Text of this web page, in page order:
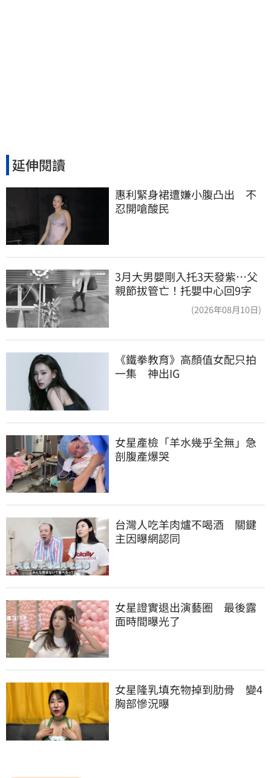
延伸閱讀
惠利緊身裙遭嫌小腹凸出　不
忍開嗆酸民
3月大男嬰剛入托3天發紫…父
親節拔管亡！托嬰中心回9字
(2026年08月10日)
《鐵拳教育》高顏值女配只拍
一集　神出IG
女星產檢「羊水幾乎全無」急
剖腹產爆哭
台灣人吃羊肉爐不喝酒　關鍵
主因曝網認同
女星證實退出演藝圈　最後露
面時間曝光了
女星隆乳填充物掉到肋骨　變4
胸部慘況曝